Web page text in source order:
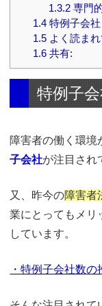
1.3.2 専門
1.4 特例子会
1.5 よく読ま
1.6 共有:
特例子
障害者の働く環
子会社が注目され
又、昨今の障害者
業にとってもメリ
しています。
・特例子会社数